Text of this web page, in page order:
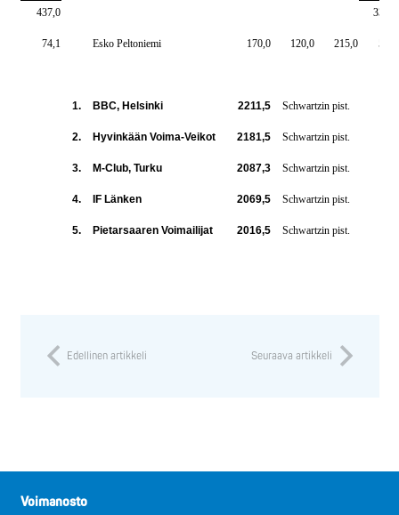
437,0
74,1 Esko Peltoniemi 170,0 120,0 215,0
1. BBC, Helsinki 2211,5 Schwartzin pist.
2. Hyvinkään Voima-Veikot 2181,5 Schwartzin pist.
3. M-Club, Turku 2087,3 Schwartzin pist.
4. IF Länken 2069,5 Schwartzin pist.
5. Pietarsaaren Voimailijat 2016,5 Schwartzin pist.
Edellinen artikkeli Seuraava artikkeli
Voimanosto